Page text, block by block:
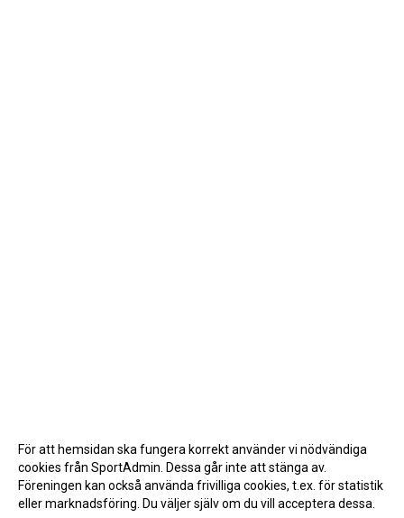
För att hemsidan ska fungera korrekt använder vi nödvändiga
cookies från SportAdmin. Dessa går inte att stänga av.
Föreningen kan också använda frivilliga cookies, t.ex. för statistik
eller marknadsföring. Du väljer själv om du vill acceptera dessa.